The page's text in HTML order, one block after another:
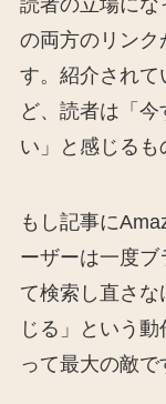
読者の立場にな
の両方のリンク
す。紹介されて
ど、読者は「
い」と感じるも
もし記事に
ーザーは一度
て検索し直さ
じる」という
って最大の敵で